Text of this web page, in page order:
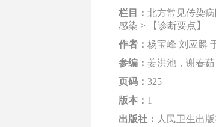
栏目： 北方常见传染
感染 > 【诊断要点】
作者： 杨宝峰 刘应麟
参编： 姜洪池，谢春
页码： 325
版本： 1
出版社： 人民卫生出